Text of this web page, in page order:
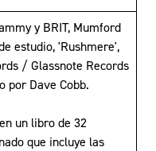
y BRIT, Mumford
estudio, 'Rushmere',
/ Glassnote Records
por Dave Cobb.
un libro de 32
que incluye las